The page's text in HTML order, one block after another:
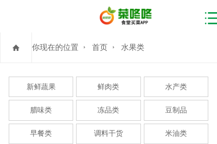
你现在的位置 首页 水果类
新鲜蔬果 鲜肉类 水产类
腊味类 冻品类 豆制品
早餐类 调料干货 米油类